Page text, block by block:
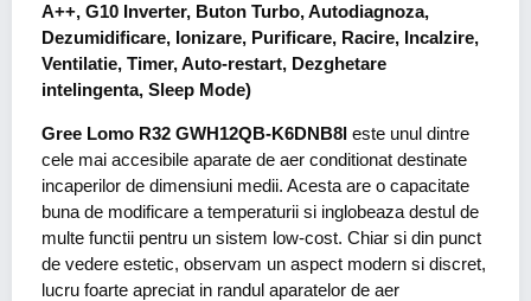
A++, G10 Inverter, Buton Turbo, Autodiagnoza,
Dezumidificare, Ionizare, Purificare, Racire, Incalzire,
Ventilatie, Timer, Auto-restart, Dezghetare
intelingenta, Sleep Mode)
Gree Lomo R32 GWH12QB-K6DNB8l este unul dintre
cele mai accesibile aparate de aer conditionat destinate
incaperilor de dimensiuni medii. Acesta are o capacitate
buna de modificare a temperaturii si inglobeaza destul de
multe functii pentru un sistem low-cost. Chiar si din punct
de vedere estetic, observam un aspect modern si discret,
lucru foarte apreciat in randul aparatelor de aer